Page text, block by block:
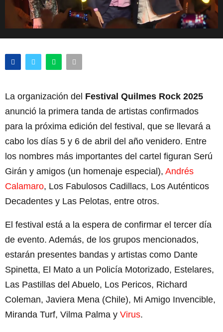
La organización del Festival Quilmes Rock 2025
anunció la primera tanda de artistas confirmados
para la próxima edición del festival, que se llevará a
cabo los días 5 y 6 de abril del año venidero. Entre
los nombres más importantes del cartel figuran Serú
Girán y amigos (un homenaje especial), Andrés
Calamaro, Los Fabulosos Cadillacs, Los Auténticos
Decadentes y Las Pelotas, entre otros.
El festival está a la espera de confirmar el tercer día
de evento. Además, de los grupos mencionados,
estarán presentes bandas y artistas como Dante
Spinetta, El Mato a un Policía Motorizado, Estelares,
Las Pastillas del Abuelo, Los Pericos, Richard
Coleman, Javiera Mena (Chile), Mi Amigo Invencible,
Miranda Turf, Vilma Palma y Virus.